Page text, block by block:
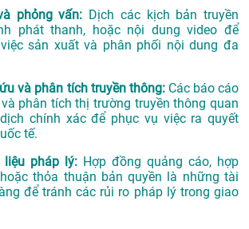
phỏng vấn: Dịch các kịch bản truyền
phát thanh, hoặc nội dung video để
sản xuất và phân phối nội dung đa
và phân tích truyền thông: Các báo cáo
phân tích thị trường truyền thông quan
chính xác để phục vụ việc ra quyết
tế.
pháp lý: Hợp đồng quảng cáo, hợp
thỏa thuận bản quyền là những tài
để tránh các rủi ro pháp lý trong giao